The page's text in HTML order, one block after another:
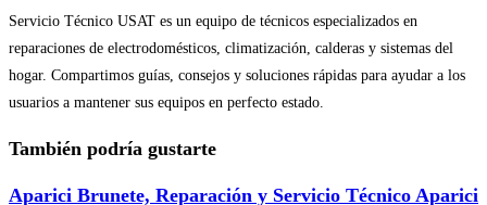
Servicio Técnico USAT es un equipo de técnicos especializados en
reparaciones de electrodomésticos, climatización, calderas y sistemas del
hogar. Compartimos guías, consejos y soluciones rápidas para ayudar a los
usuarios a mantener sus equipos en perfecto estado.
También podría gustarte
Aparici Brunete, Reparación y Servicio Técnico Aparici